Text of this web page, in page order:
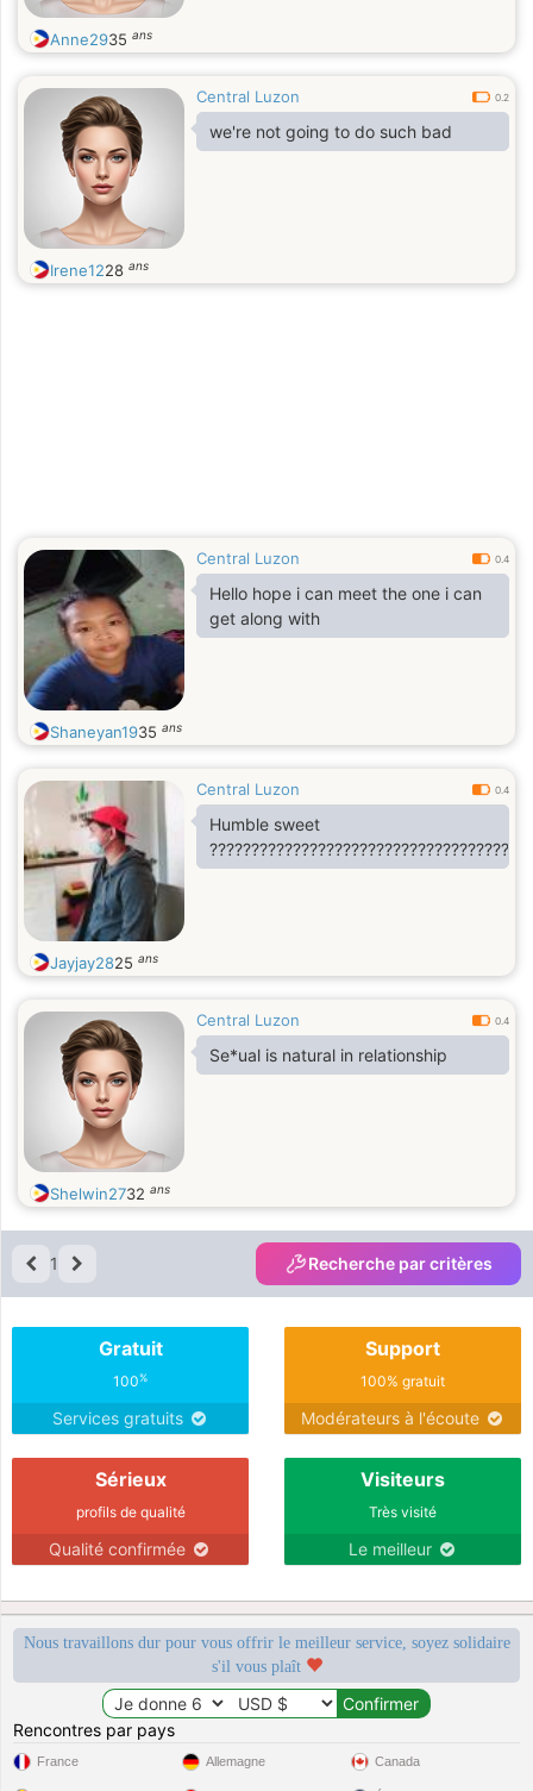
Anne2935 ans
Central Luzon 0.2
we're not going to do such bad
Irene1228 ans
Central Luzon 0.4
Hello hope i can meet the one i can
get along with
Shaneyan1935 ans
Central Luzon 0.4
Humble sweet
Jayjay2825 ans
Central Luzon 0.4
Se*ual is natural in relationship
Shelwin2732 ans
1 Recherche par critères
Gratuit
100%
Services gratuits
Support
100% gratuit
Modérateurs à l'écoute
Sérieux
profils de qualité
Qualité confirmée
Visiteurs
Très visité
Le meilleur
Nous travaillons dur pour vous offrir le meilleur service, soyez solidaire
s'il vous plaît
Rencontres par pays
France Allemagne Canada